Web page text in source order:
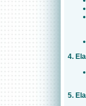
4.
5.